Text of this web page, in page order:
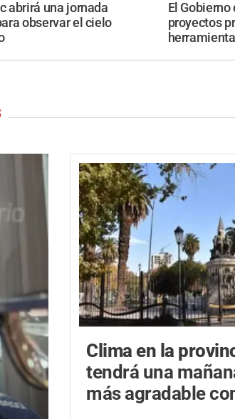
abrirá una jornada
observar el cielo
El
proyectos
Clima en la
tendrá una
más agradable